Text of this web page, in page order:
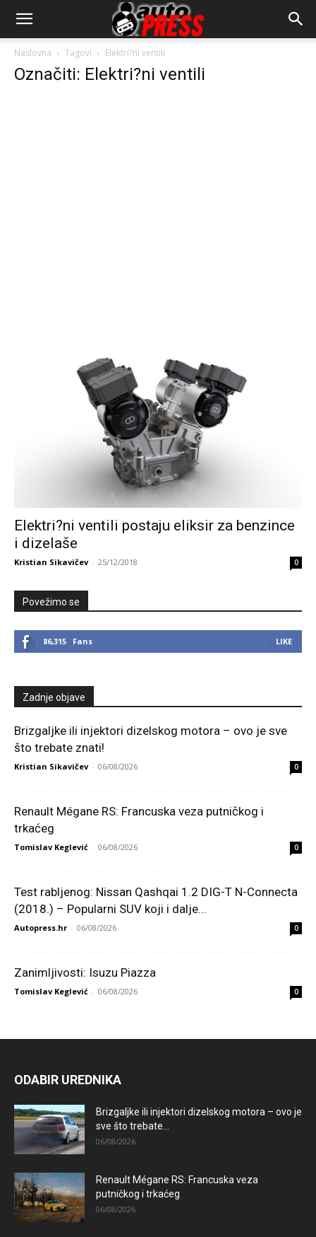
AutopressHR
Naslovna Tagovi Elektri?ni ventili
Označiti: Elektri?ni ventili
Elektri?ni ventili postaju eliksir za benzince
i dizelaše
Kristian Sikavičev - 25/12/2018 0
Povežimo se
86,315 Fans LIKE
Zadnje objave
Brizgaljke ili injektori dizelskog motora – ovo je sve
što trebate znati!
Kristian Sikavičev - 06/08/2026 0
Renault Mégane RS: Francuska veza putničkog i
trkaćeg
Tomislav Keglević - 06/08/2026 0
Test rabljenog: Nissan Qashqai 1.2 DIG-T N-Connecta
(2018.) – Popularni SUV koji i dalje...
Autopress.hr - 06/08/2026 0
Zanimljivosti: Isuzu Piazza
Tomislav Keglević - 06/08/2026 0
ODABIR UREDNIKA
Brizgaljke ili injektori dizelskog motora – ovo je
sve što trebate...
06/08/2026
Renault Mégane RS: Francuska veza
putničkog i trkaćeg
06/08/2026